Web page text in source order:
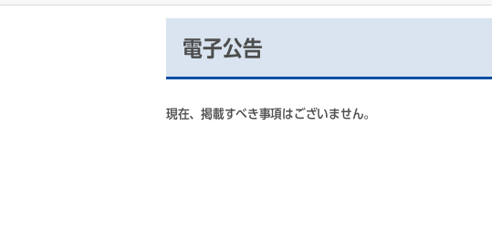
電子公告
現在、掲載すべき事項はございません。